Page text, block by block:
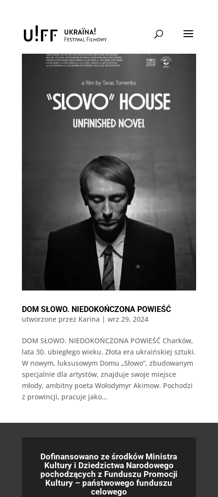
DOM SŁOWO. NIEDOKOŃCZONA POWIEŚĆ
utworzone przez Karina | wrz 29, 2024
DOM SŁOWO. NIEDOKOŃCZONA POWIEŚĆ Charków,
lata 30. ubiegłego wieku. Złota era ukraińskiej sztuki.
W nowym, luksusowym Domu „Słowo”, zbudowanym
specjalnie dla artystów, znajduje swoje miejsce
młody, ambitny poeta Wołodymyr Akimow. Pochodzi
z prowincji, pracuje jako...
Dofinansowano ze środków Ministra
Kultury i Dziedzictwa Narodowego
pochodzących z Funduszu Promocji
Kultury – państwowego funduszu
celowego